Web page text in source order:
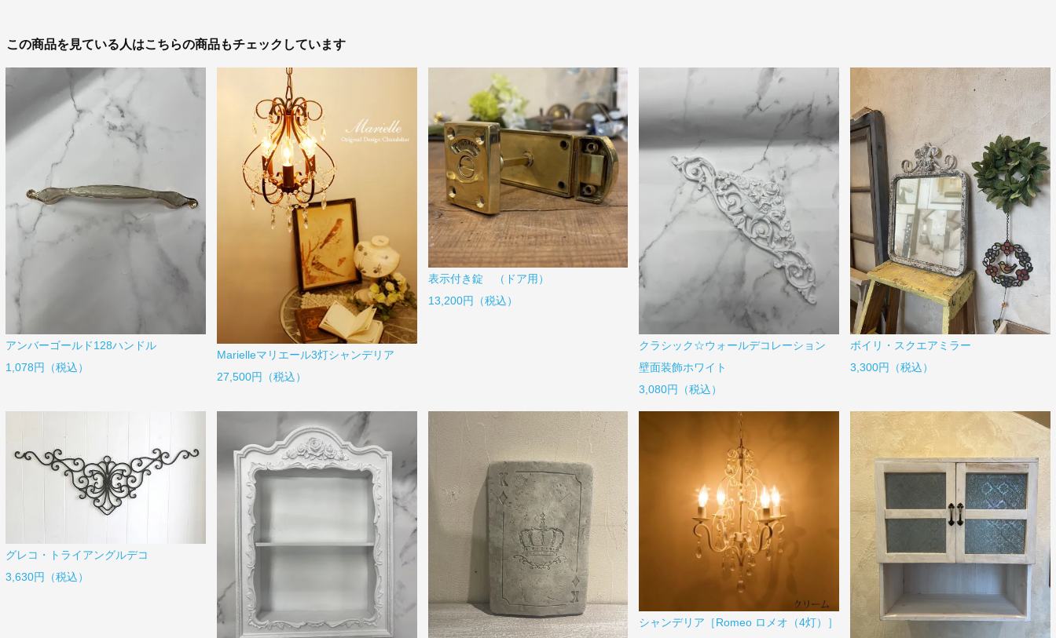
この商品を見ている人はこちらの商品もチェックしています
アンバーゴールド128ハンドル
1,078円（税込）
Marielleマリエール3灯シャンデリア
27,500円（税込）
表示付き錠 （ドア用）
13,200円（税込）
クラシック☆ウォールデコレーション
壁面装飾ホワイト
3,080円（税込）
ボイリ・スクエアミラー
3,300円（税込）
グレコ・トライアングルデコ
3,630円（税込）
シャンデリア［Romeo ロメオ（4灯）］